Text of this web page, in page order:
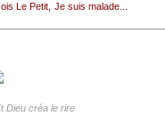
Le Petit, Je suis malade...
Dieu créa le rire